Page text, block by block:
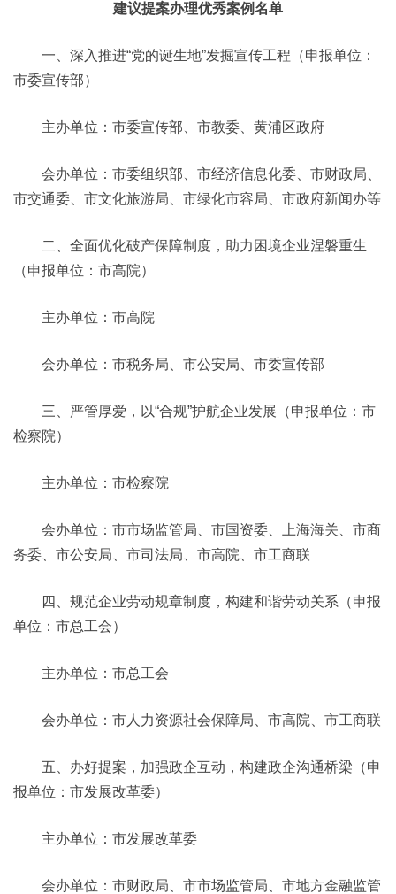
建议提案办理优秀案例名单
一、深入推进“党的诞生地”发掘宣传工程（申报单位：
市委宣传部）
主办单位：市委宣传部、市教委、黄浦区政府
会办单位：市委组织部、市经济信息化委、市财政局、
市交通委、市文化旅游局、市绿化市容局、市政府新闻办等
二、全面优化破产保障制度，助力困境企业涅磐重生
（申报单位：市高院）
主办单位：市高院
会办单位：市税务局、市公安局、市委宣传部
三、严管厚爱，以“合规”护航企业发展（申报单位：市
检察院）
主办单位：市检察院
会办单位：市市场监管局、市国资委、上海海关、市商
务委、市公安局、市司法局、市高院、市工商联
四、规范企业劳动规章制度，构建和谐劳动关系（申报
单位：市总工会）
主办单位：市总工会
会办单位：市人力资源社会保障局、市高院、市工商联
五、办好提案，加强政企互动，构建政企沟通桥梁（申
报单位：市发展改革委）
主办单位：市发展改革委
会办单位：市财政局、市市场监管局、市地方金融监管